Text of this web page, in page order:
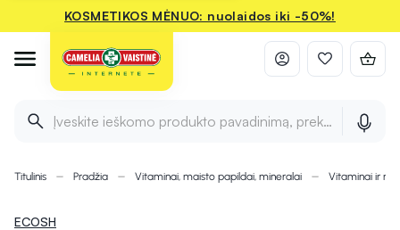
KOSMETIKOS MĖNUO: nuolaidos iki -50%!
Įveskite ieškomo produkto pavadinimą, prekės ženklą ir
Titulinis Pradžia Vitaminai, maisto papildai, mineralai Vitaminai ir
ECOSH